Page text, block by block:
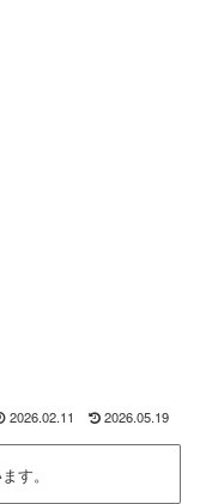
2026.02.11 2026.05.19
す。